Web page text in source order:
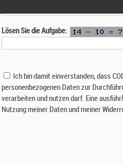
Lösen Sie die Aufgabe:
Ich bin damit einverstanden, dass
personenbezogenen Daten zur
verarbeiten und nutzen darf. Eine
Nutzung meiner Daten und meiner